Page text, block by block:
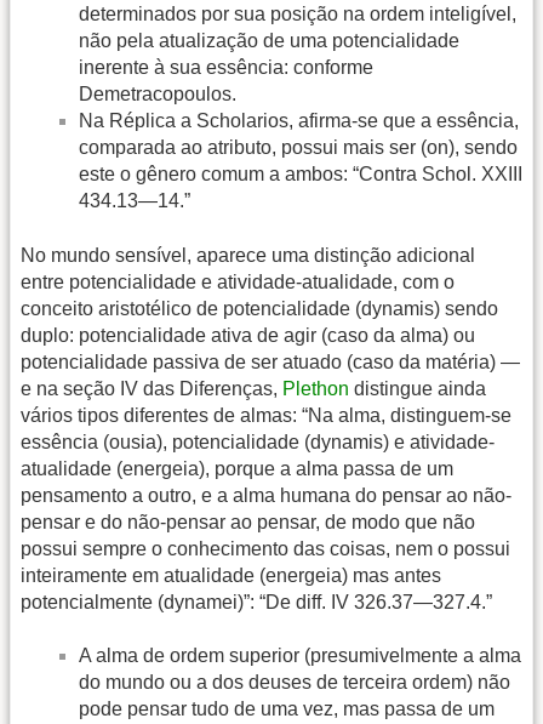
determinados por sua posição na ordem inteligível,
não pela atualização de uma potencialidade
inerente à sua essência: conforme
Demetracopoulos.
Na Réplica a Scholarios, afirma-se que a essência,
comparada ao atributo, possui mais ser (on), sendo
este o gênero comum a ambos: “Contra Schol. XXIII
434.13—14.”
No mundo sensível, aparece uma distinção adicional
entre potencialidade e atividade-atualidade, com o
conceito aristotélico de potencialidade (dynamis) sendo
duplo: potencialidade ativa de agir (caso da alma) ou
potencialidade passiva de ser atuado (caso da matéria) —
e na seção IV das Diferenças, Plethon distingue ainda
vários tipos diferentes de almas: “Na alma, distinguem-se
essência (ousia), potencialidade (dynamis) e atividade-
atualidade (energeia), porque a alma passa de um
pensamento a outro, e a alma humana do pensar ao não-
pensar e do não-pensar ao pensar, de modo que não
possui sempre o conhecimento das coisas, nem o possui
inteiramente em atualidade (energeia) mas antes
potencialmente (dynamei)”: “De diff. IV 326.37—327.4.”
A alma de ordem superior (presumivelmente a alma
do mundo ou a dos deuses de terceira ordem) não
pode pensar tudo de uma vez, mas passa de um